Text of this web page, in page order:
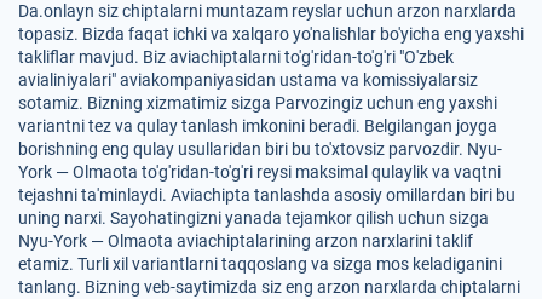
Da.onlayn siz chiptalarni muntazam reyslar uchun arzon narxlarda
topasiz. Bizda faqat ichki va xalqaro yo'nalishlar bo'yicha eng yaxshi
takliflar mavjud. Biz aviachiptalarni to'g'ridan-to'g'ri "O'zbek
avialiniyalari" aviakompaniyasidan ustama va komissiyalarsiz
sotamiz. Bizning xizmatimiz sizga Parvozingiz uchun eng yaxshi
variantni tez va qulay tanlash imkonini beradi. Belgilangan joyga
borishning eng qulay usullaridan biri bu to'xtovsiz parvozdir. Nyu-
York — Olmaota to'g'ridan-to'g'ri reysi maksimal qulaylik va vaqtni
tejashni ta'minlaydi. Aviachipta tanlashda asosiy omillardan biri bu
uning narxi. Sayohatingizni yanada tejamkor qilish uchun sizga
Nyu-York — Olmaota aviachiptalarining arzon narxlarini taklif
etamiz. Turli xil variantlarni taqqoslang va sizga mos keladiganini
tanlang. Bizning veb-saytimizda siz eng arzon narxlarda chiptalarni